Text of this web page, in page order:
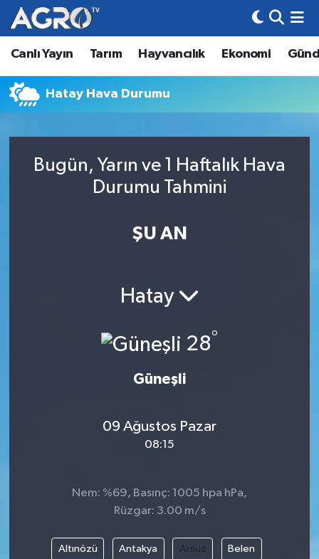
Canlı Yayın Tarım Hayvancılık Ekonomi
Hatay Hava Durumu
Bugün, Yarın ve 1 Haftalık Hava
Durumu Tahmini
ŞU AN
Hatay
28°
Güneşli
09 Ağustos Pazar
08:15
Nem: %69, Basınç: 1005 hpa hPa,
Rüzgar: 3.00 m/s
Altınözü Antakya Arsuz Belen
Hava Durumu
Trafik Durumu
Tüm Manşetler